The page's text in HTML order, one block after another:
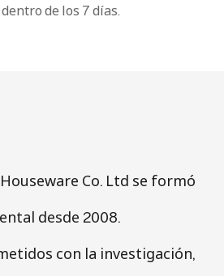
de los 7 días.
Co. Ltd se formó
desde 2008.
con la investigación,